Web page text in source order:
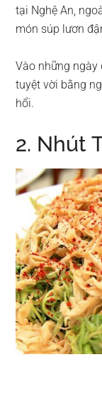
tại Nghệ An,
món súp lươn
Vào những ngày
tuyệt vời bằng
hổi.
2. Nhút